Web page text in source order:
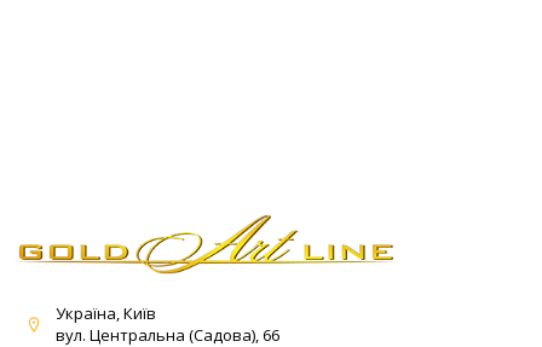
Україна, Київ
вул. Центральна (Садова), 66